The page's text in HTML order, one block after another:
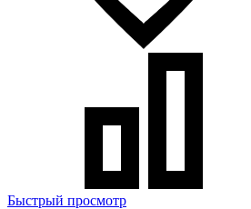
Быстрый просмотр